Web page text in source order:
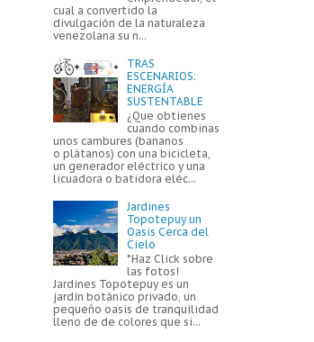
cual a convertido la
divulgación de la naturaleza
venezolana su n...
TRAS
ESCENARIOS:
ENERGÍA
SUSTENTABLE
¿Que obtienes
cuando combinas
unos cambures (bananos
o plátanos) con una bicicleta,
un generador eléctrico y una
licuadora o batidora eléc...
Jardines
Topotepuy un
Oasis Cerca del
Cielo
*Haz Click sobre
las fotos!
Jardines Topotepuy es un
jardín botánico privado, un
pequeño oasis de tranquilidad
lleno de de colores que si...